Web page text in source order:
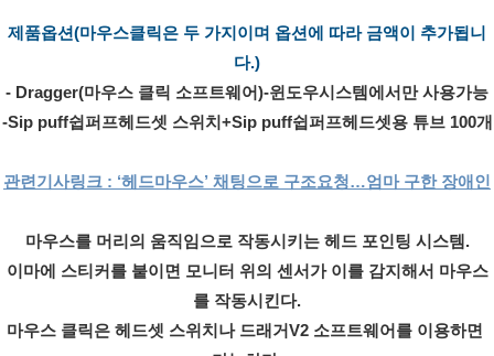
제품옵션(마우스클릭은 두 가지이며 옵션에 따라 금액이 추가됩니
다.)
​- Dragger(마우스 클릭 소프트웨어)-윈도우시스템에서만 사용가능
-Sip puff쉽퍼프헤드셋 스위치+Sip puff쉽퍼프헤드셋용 튜브 100개
관련기사링크 : ‘헤드마우스’ 채팅으로 구조요청…엄마 구한 장애인
마우스를 머리의 움직임으로 작동시키는 헤드 포인팅 시스템.
이마에 스티커를 붙이면 모니터 위의 센서가 이를 감지해서 마우스
를 작동시킨다.
마우스 클릭은 헤드셋 스위치나 드래거V2 소프트웨어를 이용하면